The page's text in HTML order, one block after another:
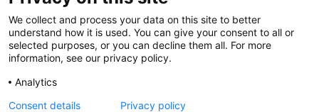
@CGTCatalunya
cgtcatalunya
CGTCatalunya
We collect and process your data on this site to better
understand how it is used. You can give your consent to all or
selected purposes, or you can decline them all. For more
information, see our privacy policy.
Analytics
Consent details
Privacy policy